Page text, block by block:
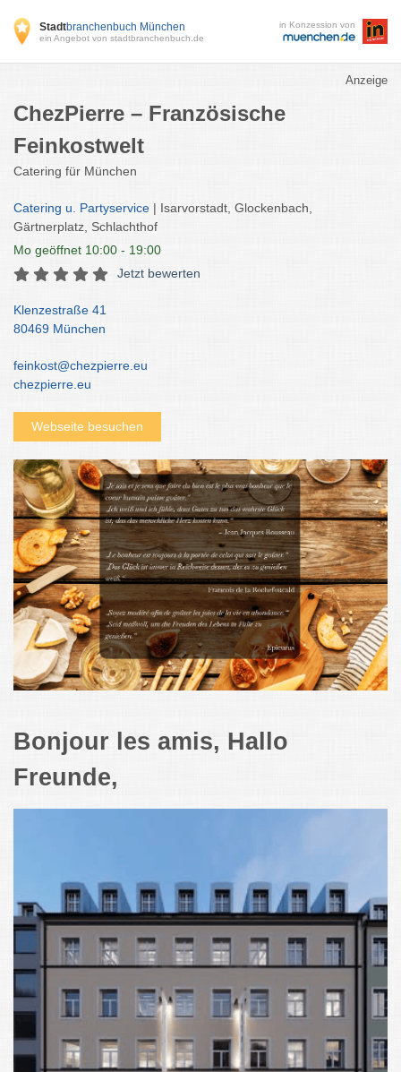
Stadtbranchenbuch München
ein Angebot von stadtbranchenbuch.de
in Konzession von
Anzeige
ChezPierre – Französische
Feinkostwelt
Catering für München
Catering u. Partyservice | Isarvorstadt, Glockenbach,
Gärtnerplatz, Schlachthof
Mo geöffnet 10:00 - 19:00
Jetzt bewerten
Klenzestraße 41
80469 München
feinkost@chezpierre.eu
chezpierre.eu
Webseite besuchen
Bonjour les amis, Hallo
Freunde,